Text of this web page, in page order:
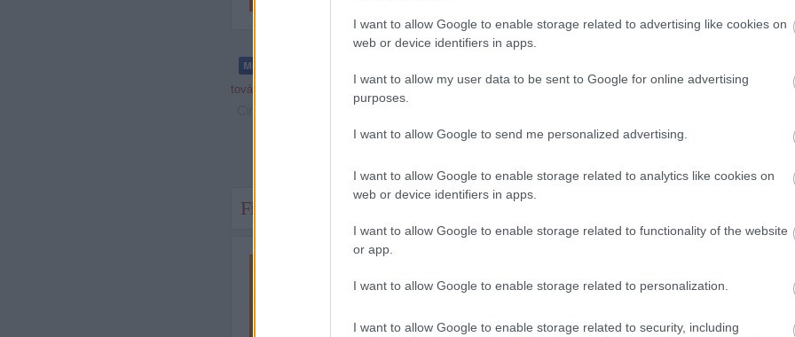
I want to allow Google to enable storage related to advertising like cookies on
web or device identifiers in apps.
I want to allow my user data to be sent to Google for online advertising
purposes.
I want to allow Google to send me personalized advertising.
I want to allow Google to enable storage related to analytics like cookies on
web or device identifiers in apps.
I want to allow Google to enable storage related to functionality of the website
or app.
I want to allow Google to enable storage related to personalization.
I want to allow Google to enable storage related to security, including
tovább »
Fishing on Orfű 1. nap
Programot elézve talán itt a legerősebb a felhozatal, a hazai alter /
jelen vannak. A főszervező Lovasi András például 4 formáció